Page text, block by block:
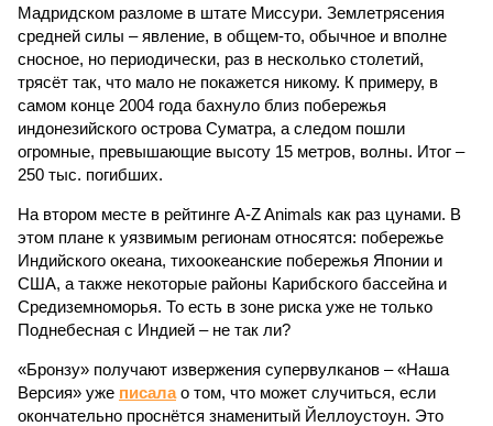
Мадридском разломе в штате Миссури. Землетрясения
средней силы – явление, в общем-то, обычное и вполне
сносное, но периодически, раз в несколько столетий,
трясёт так, что мало не покажется никому. К примеру, в
самом конце 2004 года бахнуло близ побережья
индонезийского острова Суматра, а следом пошли
огромные, превышающие высоту 15 метров, волны. Итог –
250 тыс. погибших.
На втором месте в рейтинге A-Z Animals как раз цунами. В
этом плане к уязвимым регионам относятся: побережье
Индийского океана, тихо­океанские побережья Японии и
США, а также некоторые районы Карибского бассейна и
Средиземноморья. То есть в зоне риска уже не только
Поднебесная с Индией – не так ли?
«Бронзу» получают извержения супервулканов – «Наша
Версия» уже писалао том, что может случиться, если
окончательно проснётся знаменитый Йеллоустоун. Это